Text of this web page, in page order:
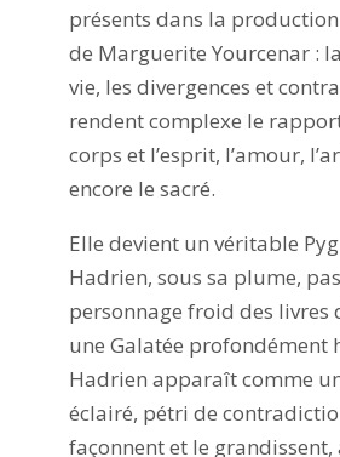
présents dans la production
de Marguerite Yourcenar :
vie, les divergences et
rendent complexe le
corps et l’esprit, l’amour,
encore le sacré.
Elle devient un véritable
Hadrien, sous sa plume,
personnage froid des livres
une Galatée profondément
Hadrien apparaît comme
éclairé, pétri de
façonnent et le